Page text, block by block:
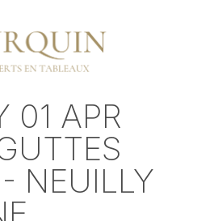
01 APR
NEUILLY